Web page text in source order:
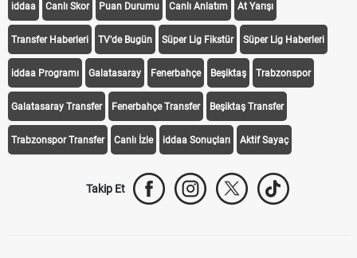
iddaa Canlı Skor Puan Durumu Canlı Anlatım At Yarışı
Transfer Haberleri TV'de Bugün Süper Lig Fikstür Süper Lig Haberleri
iddaa Programı Galatasaray Fenerbahçe Beşiktaş Trabzonspor
Galatasaray Transfer Fenerbahçe Transfer Beşiktaş Transfer
Trabzonspor Transfer Canlı İzle iddaa Sonuçları Aktif Sayaç
Takip Et